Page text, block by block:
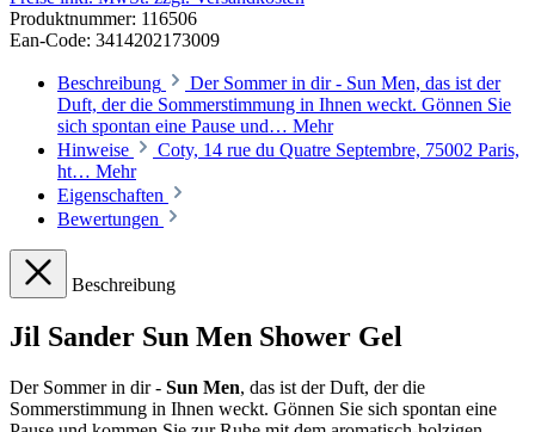
Produktnummer: 116506
Ean-Code: 3414202173009
Beschreibung
Der Sommer in dir - Sun Men, das ist der
Duft, der die Sommerstimmung in Ihnen weckt. Gönnen Sie
sich spontan eine Pause und… Mehr
Hinweise
Coty, 14 rue du Quatre Septembre, 75002 Paris,
ht… Mehr
Eigenschaften
Bewertungen
Beschreibung
Jil Sander Sun Men Shower Gel
Der Sommer in dir - Sun Men, das ist der Duft, der die
Sommerstimmung in Ihnen weckt. Gönnen Sie sich spontan eine